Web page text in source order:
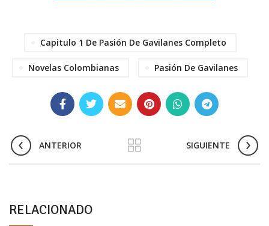
Capitulo 1 De Pasión De Gavilanes Completo
Novelas Colombianas Pasión De Gavilanes
ANTERIOR SIGUIENTE
RELACIONADO